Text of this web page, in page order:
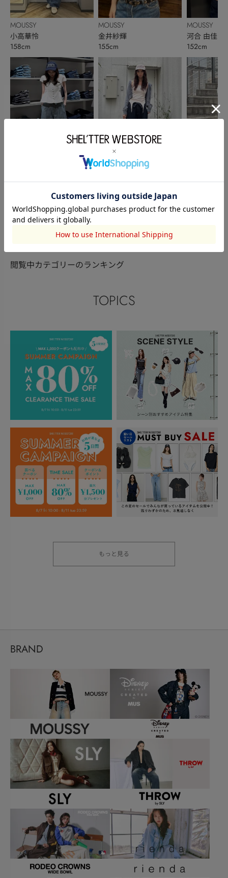
MOUSSY
小高華怜
158cm
MOUSSY
金井紗輝
155cm
168cm
MOUSSY
河合 由佳
152cm
このアイテムを見た人がチェックしている商品
閲覧中カテゴリーのランキング
TOPICS
もっと見る
BRAND